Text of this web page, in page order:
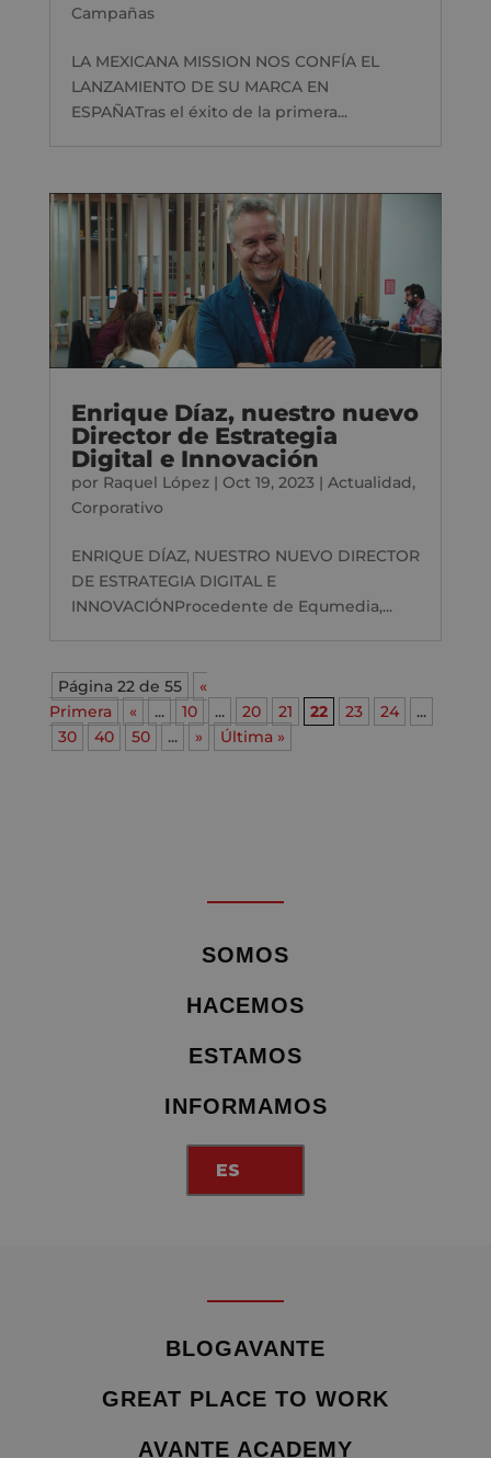
Campañas
LA MEXICANA MISSION NOS CONFÍA EL
LANZAMIENTO DE SU MARCA EN
ESPAÑATras el éxito de la primera...
Enrique Díaz, nuestro nuevo
Director de Estrategia
Digital e Innovación
por Raquel López| Oct 19, 2023| Actualidad,
Corporativo
ENRIQUE DÍAZ, NUESTRO NUEVO DIRECTOR
DE ESTRATEGIA DIGITAL E
INNOVACIÓNProcedente de Equmedia,...
Página 22 de 55
«
Primera
« ... 10 ... 20 21 22 23 24
...
30
40 50 ... » Última »
SOMOS
HACEMOS
ESTAMOS
INFORMAMOS
ES
BLOGAVANTE
GREAT PLACE TO WORK
AVANTE ACADEMY